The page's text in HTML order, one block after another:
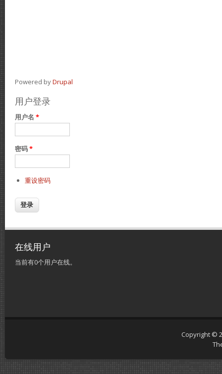
Powered byDrupal
用户登录
用户名 *
密码*
重设密码
在线用户
当前有0个用户在线。
Copyright ©